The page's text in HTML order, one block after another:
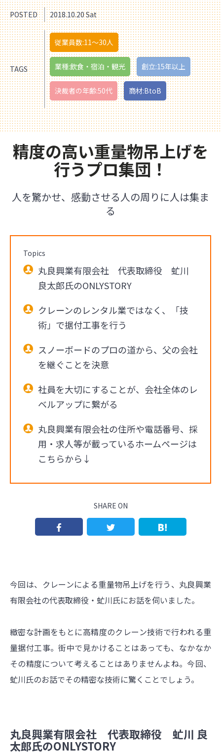
POSTED 2018.10.20 Sat
TAGS
従業員数:11〜30人
業種:飲食・宿泊・観光 創立:15年以上
決裁者の年齢:50代 商材:BtoB
精度の高い重量物吊上げを
行うプロ集団！
人を驚かせ、感動させる人の周りに人は集ま
る
Topics
丸良興業有限会社 代表取締役 虻川
良太郎氏のONLYSTORY
クレーンのレンタル業ではなく、「技
術」で据付工事を行う
スノーボードのプロの道から、父の会社
を継ぐことを決意
社員を大切にすることが、会社全体のレ
ベルアップに繋がる
丸良興業有限会社の住所や電話番号、採
用・求人等が載っているホームページは
こちらから↓
SHARE ON
今回は、クレーンによる重量物吊上げを行う、丸良興業
有限会社の代表取締役・虻川氏にお話を伺いました。
緻密な計画をもとに高精度のクレーン技術で行われる重
量据付工事。街中で見かけることはあっても、なかなか
その精度について考えることはありませんよね。今回、
虻川氏のお話でその精密な技術に驚くことでしょう。
丸良興業有限会社 代表取締役 虻川 良
太郎氏のONLYSTORY